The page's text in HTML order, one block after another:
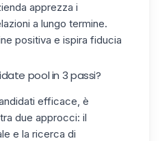
apprezza i
a lungo termine.
positiva e ispira fiducia
pool in 3 passi?
efficace, è
due approcci: il
e la ricerca di